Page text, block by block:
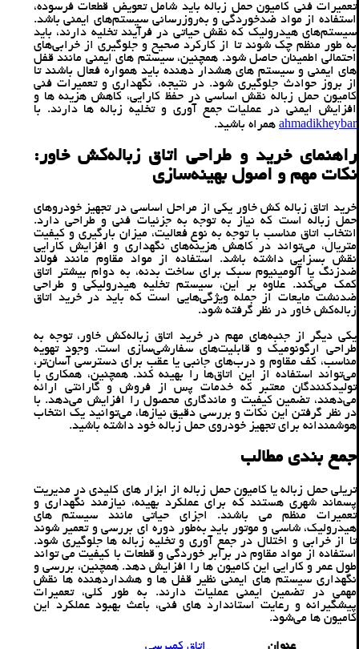
تعمیرات فنی کامیون حمل زباله باید شامل تعویض قطعات فرسوده،
استفاده از مواد ضدخوردگی و به‌روزرسانی سیستم‌های ایمنی باشد.
سیستم‌های هیدرولیک که نقش حیاتی در فرآیند تخلیه دارند، باید
به ‌طور منظم چک شوند تا از کارکرد صحیح و جلوگیری از خرابی‌های
احتمالی اطمینان حاصل شود. همچنین، سیستم ‌های ایمنی مانند قفل
‌های ایمنی و سیستم‌ های هشدار دهنده باید همواره فعال باشند تا
از بروز حوادث جلوگیری شود. در نتیجه، نگهداری و تعمیرات فنی
کامیون حمل زباله نقش اساسی در حفظ کارایی، کاهش هزینه ‌ها و
افزایش ایمنی در عملیات جمع ‌آوری و تخلیه زباله ‌ها دارند. با
ahmadikheybar همراه باشید.
راهنمای خرید و طراحی اتاق زباله‌کش خاور:
نکات مهم و اصول بهینه‌سازی
خرید اتاق زباله ‌کش خاور یکی از مراحل اساسی در تجهیز خودروهای
حمل زباله است که نیاز به توجه به جزئیات فنی و طراحی دارد.
انتخاب اتاق مناسب با توجه به نوع فعالیت، میزان بارگیری و کیفیت
متریال، می‌تواند در کاهش هزینه‌های نگهداری و افزایش کارایی
نقش بسزایی داشته باشد. استفاده از مواد مقاوم مانند فولاد
ضدزنگ یا آلومینیوم سبک برای ساخت بدنه، به دوام بیشتر اتاق
کمک می‌کند. علاوه بر این، سیستم تخلیه هیدرولیکی و طراحی
ضدنشت مایعات از جمله ویژگی‌هایی است که باید در خرید اتاق
زباله‌کش خاور در نظر گرفته شود.
یکی دیگر از جنبه‌های مهم در خرید اتاق زباله‌کش خاور، توجه به
طراحی ارگونومیک و قابلیت‌های سفارشی‌سازی است. وجود تهویه
مناسب، کف مقاوم و درب‌های جانبی یا عقب برای دسترسی آسان‌تر،
می‌تواند استفاده از این اتاق‌ها را بهینه کند. همچنین، همکاری با
تولیدکنندگان معتبر که خدمات پس از فروش و گارانتی ارائه
می‌دهند، تضمین کیفیت و ماندگاری محصول را افزایش می‌دهد. با
در نظر گرفتن این نکات و بررسی دقیق نیازها، می‌توانید یک انتخاب
هوشمندانه برای تجهیز خودروی حمل زباله خود داشته باشید.
جمع بندی مطالب
تریلی حمل زباله یا کامیون حمل زباله از ابزار های کلیدی در مدیریت
پسماند شهری هستند که برای عملکرد بهینه، نیازمند نگهداری و
تعمیرات منظم می ‌باشند. اجزای حیاتی مانند سیستم ‌های
هیدرولیک، شاسی و موتور باید به‌طور دوره ‌ای بررسی و تعمیر شوند
تا از خرابی و اختلال در جمع‌ آوری و تخلیه زباله ‌ها جلوگیری شود.
استفاده از مواد مقاوم در برابر خوردگی و قطعات با کیفیت می‌ تواند
طول عمر و کارایی این کامیون‌ ها را افزایش دهد. همچنین، بررسی و
نگهداری سیستم‌ های ایمنی نظیر قفل ‌ها و هشداردهنده‌ ها نقش
مهمی در تضمین ایمنی عملیات دارند. به ‌طور کلی، تعمیرات
پیشگیرانه و رعایت استاندارد های فنی، باعث بهبود عملکرد این
کامیون‌ ها می‌شود.